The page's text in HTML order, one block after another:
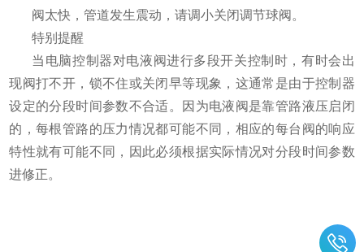
阀太快，管道发生震动，请调小关闭调节球阀。
特别提醒
当电脑控制器对电液阀进行多段开关控制时，有时会出
现阀打不开，锁不住或关闭早等现象，这通常是由于控制器
设定的分段时间参数不合适。因为电液阀是靠管路液压启闭
的，每根管路的压力情况都可能不同，相应的每台阀的响应
特性就有可能不同，因此必须根据实际情况对分段时间参数
进修正。